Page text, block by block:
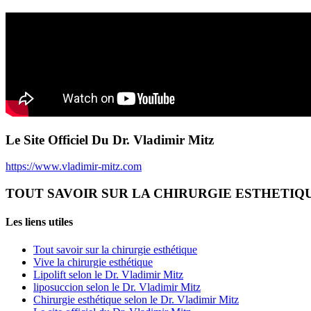
Le Site Officiel Du Dr. Vladimir Mitz
https://www.vladimir-mitz.com
TOUT SAVOIR SUR LA CHIRURGIE
Les liens utiles
Tout savoir sur la chirurgie esthétique
Vive la chirurgie esthétique
Lipolift selon le Dr. Vladimir Mitz
liposuccion selon le Dr. Vladimir Mitz
Chirurgie esthétique selon le Dr. Vladimir Mitz